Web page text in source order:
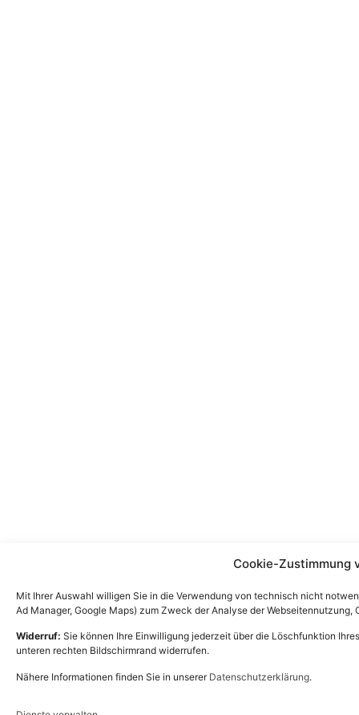
Cookie-Zustimmung
Mit Ihrer Auswahl willigen Sie in die Verwendung von technisch nicht
Ad Manager, Google Maps) zum Zweck der Analyse der
Widerruf: Sie können Ihre Einwilligung jederzeit über die Löschfunktion
unteren rechten Bildschirmrand widerrufen.
Nähere Informationen finden Sie in unserer Datenschutzerklärung.